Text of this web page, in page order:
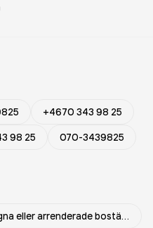
+4670 343 98 25
98 25 070-3439825
Uthyrning och förvaltning av egna eller arrenderade bostäder